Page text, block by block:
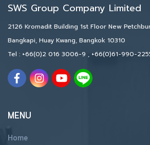
SWS Group Company Limited
2126 Kromadit Building 1st Floor New
Bangkapi, Huay Kwang, Bangkok 10310
Tel : +66(0)2 016 3006-9 , +66(0)61-990-
MENU
Home